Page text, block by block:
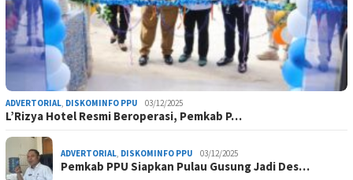
ADVERTORIAL, DISKOMINFO PPU 03/12/2025
L’Rizya Hotel Resmi Beroperasi, Pemkab P…
ADVERTORIAL, DISKOMINFO PPU 03/12/2025
Pemkab PPU Siapkan Pulau Gusung Jadi Des…